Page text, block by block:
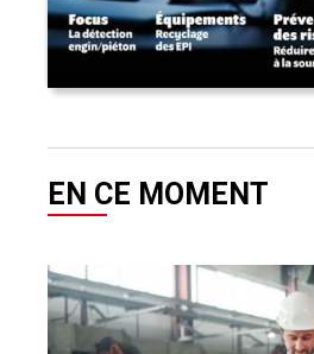
EN CE MOMENT